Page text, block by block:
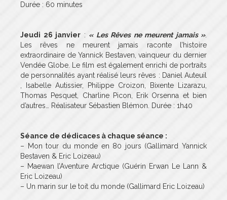
Durée : 60 minutes
Jeudi 26 janvier : « Les Rêves ne meurent jamais ».
Les rêves ne meurent jamais raconte l’histoire
extraordinaire de Yannick Bestaven, vainqueur du dernier
Vendée Globe. Le film est également enrichi de portraits
de personnalités ayant réalisé leurs rêves : Daniel Auteuil
, Isabelle Autissier, Philippe Croizon, Bixente Lizarazu,
Thomas Pesquet, Charline Picon, Erik Orsenna et bien
d’autres… Réalisateur Sébastien Blémon. Durée : 1h40
Séance de dédicaces à chaque séance :
– Mon tour du monde en 80 jours (Gallimard Yannick
Bestaven & Eric Loizeau)
– Maewan l’Aventure Arctique (Guérin Erwan Le Lann &
Eric Loizeau)
– Un marin sur le toit du monde (Gallimard Eric Loizeau)